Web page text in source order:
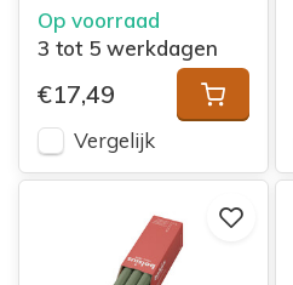
doos 9 Blossom
Pink
Op voorraad
3 tot 5 werkdagen
€17,49
Vergelijk